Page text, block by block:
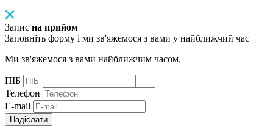
Запис на прийом
Заповніть форму і ми зв'яжемося з вами у найближчий час
Ми зв'яжемося з вами найближчим часом.
ПІБ
Телефон
E-mail
Надіслати